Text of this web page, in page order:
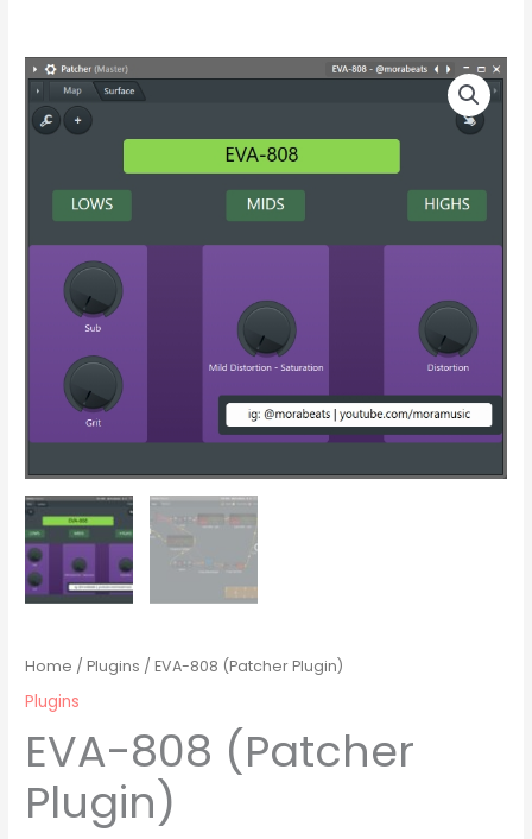
Home /Plugins / EVA-808 (Patcher Plugin)
Plugins
EVA-808 (Patcher
Plugin)